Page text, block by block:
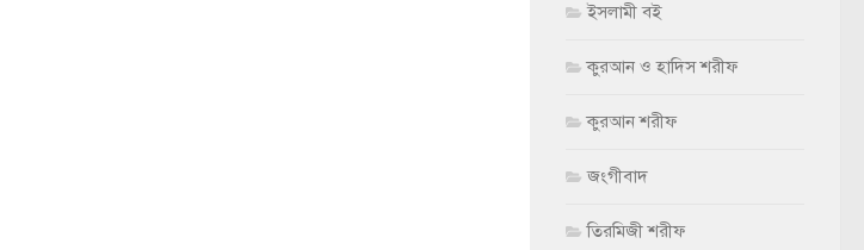
ইসলামী বই
কুরআন ও হাদিস শরীফ
কুরআন শরীফ
জংগীবাদ
তিরমিজী শরীফ